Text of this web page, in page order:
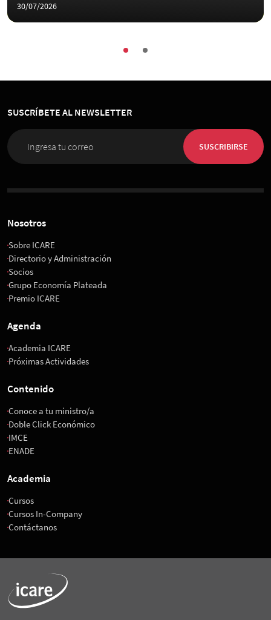
30/07/2026
SUSCRÍBETE AL NEWSLETTER
SUSCRIBIRSE
Nosotros
Sobre ICARE
Directorio y Administración
Socios
Grupo Economía Plateada
Premio ICARE
Agenda
Academia ICARE
Próximas Actividades
Contenido
Conoce a tu ministro/a
Doble Click Económico
IMCE
ENADE
Academia
Cursos
Cursos In-Company
Contáctanos